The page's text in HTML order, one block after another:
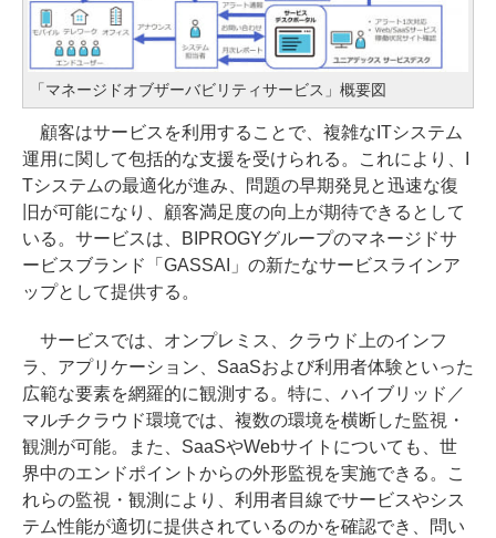
「マネージドオブザーバビリティサービス」概要図
顧客はサービスを利用することで、複雑なITシステム
運用に関して包括的な支援を受けられる。これにより、I
Tシステムの最適化が進み、問題の早期発見と迅速な復
旧が可能になり、顧客満足度の向上が期待できるとして
いる。サービスは、BIPROGYグループのマネージドサ
ービスブランド「GASSAI」の新たなサービスラインア
ップとして提供する。
サービスでは、オンプレミス、クラウド上のインフ
ラ、アプリケーション、SaaSおよび利用者体験といった
広範な要素を網羅的に観測する。特に、ハイブリッド／
マルチクラウド環境では、複数の環境を横断した監視・
観測が可能。また、SaaSやWebサイトについても、世
界中のエンドポイントからの外形監視を実施できる。こ
れらの監視・観測により、利用者目線でサービスやシス
テム性能が適切に提供されているのかを確認でき、問い